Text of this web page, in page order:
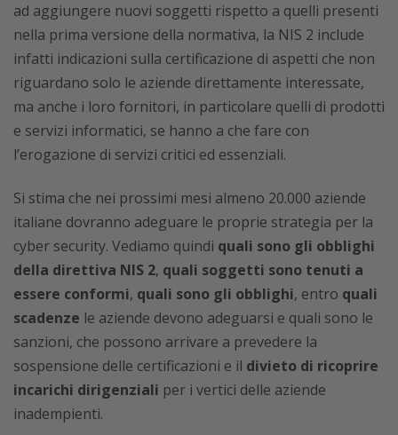
ad aggiungere nuovi soggetti rispetto a quelli presenti
nella prima versione della normativa, la NIS 2 include
infatti indicazioni sulla certificazione di aspetti che non
riguardano solo le aziende direttamente interessate,
ma anche i loro fornitori, in particolare quelli di prodotti
e servizi informatici, se hanno a che fare con
l’erogazione di servizi critici ed essenziali.
Si stima che nei prossimi mesi almeno 20.000 aziende
italiane dovranno adeguare le proprie strategia per la
cyber security. Vediamo quindi quali sono gli obblighi
della direttiva NIS 2, quali soggetti sono tenuti a
essere conformi, quali sono gli obblighi, entro quali
scadenze le aziende devono adeguarsi e quali sono le
sanzioni, che possono arrivare a prevedere la
sospensione delle certificazioni e il divieto di ricoprire
incarichi dirigenziali per i vertici delle aziende
inadempienti.